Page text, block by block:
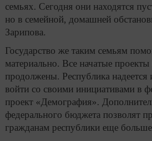
семьях. Сегодня они находятся
но в семейной, домашней
Зарипова.
Государство же таким семьям
материально. Все начатые проекты
продолжены. Республика
войти со своими инициативами в
проект «Демография».
федерального бюджета позволят
гражданам республики еще